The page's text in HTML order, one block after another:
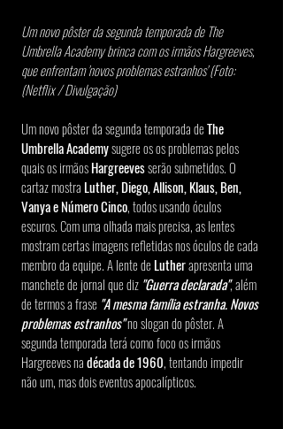
Um novo pôster da segunda temporada de The
Umbrella Academy brinca com os irmãos Hargreeves,
que enfrentam 'novos problemas estranhos' (Foto:
(Netflix / Divulgação)
Um novo pôster da segunda temporada de The
Umbrella Academy sugere os os problemas pelos
quais os irmãos Hargreeves serão submetidos. O
cartaz mostra Luther, Diego, Allison, Klaus, Ben,
Vanya e Número Cinco, todos usando óculos
escuros. Com uma olhada mais precisa, as lentes
mostram certas imagens refletidas nos óculos de cada
membro da equipe. A lente de Luther apresenta uma
manchete de jornal que diz "Guerra declarada", além
de termos a frase "A mesma família estranha. Novos
problemas estranhos" no slogan do pôster. A
segunda temporada terá como foco os irmãos
Hargreeves na década de 1960, tentando impedir
não um, mas dois eventos apocalípticos.